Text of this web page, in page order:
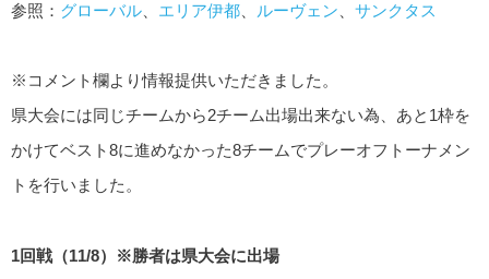
参照： グローバル エリア伊都 ルーヴェン サンクタス
※コメント欄より情報提供いただきました。
県大会には同じチームから2チーム出場出来ない為、あと1枠を
かけてベスト8に進めなかった8チームでプレーオフトーナメン
トを行いました。
1回戦（11/8）※勝者は県大会に出場